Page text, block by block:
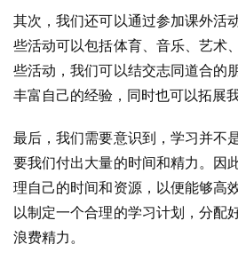
其次，我们还可以通过参加课外活
些活动可以包括体育、音乐、艺术
些活动，我们可以结交志同道合的
丰富自己的经验，同时也可以拓展
最后，我们需要意识到，学习并不
要我们付出大量的时间和精力。因
理自己的时间和资源，以便能够高
以制定一个合理的学习计划，分配
浪费精力。